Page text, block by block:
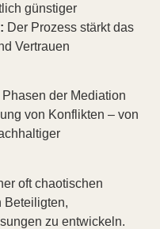
günstiger
Der Prozess stärkt das
Vertrauen
der Mediation
von Konflikten – von
oft chaotischen
Beteiligten,
zu entwickeln.